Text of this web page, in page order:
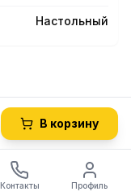
Настольный
В корзину
Контакты Профиль